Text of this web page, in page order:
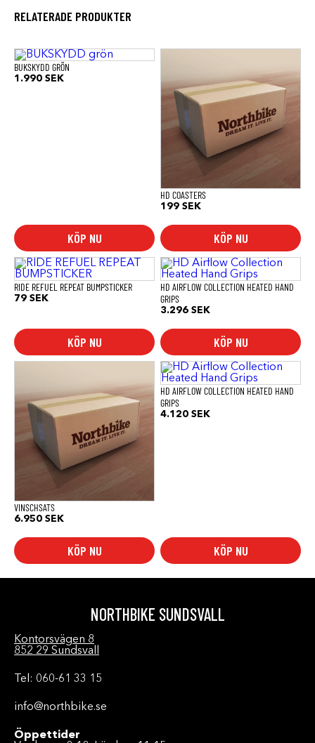
RELATERADE PRODUKTER
BUKSKYDD GRÖN
1.990 SEK
KÖP NU
HD COASTERS
199 SEK
KÖP NU
RIDE REFUEL REPEAT BUMPSTICKER
79 SEK
KÖP NU
HD AIRFLOW COLLECTION HEATED HAND
GRIPS
3.296 SEK
KÖP NU
VINSCHSATS
6.950 SEK
KÖP NU
HD AIRFLOW COLLECTION HEATED HAND
GRIPS
4.120 SEK
KÖP NU
NORTHBIKE SUNDSVALL
Kontorsvägen 8
852 29 Sundsvall
Tel: 060-61 33 15
info@northbike.se
Öppettider